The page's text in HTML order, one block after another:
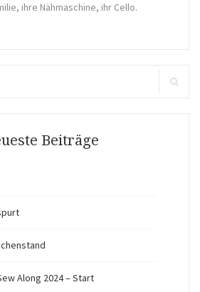
ihre Nähmaschine, ihr Cello.
Beiträge
Along 2024 – Start